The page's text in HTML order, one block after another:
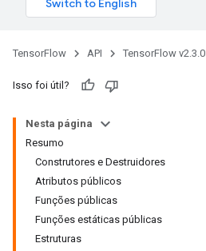
TensorFlow API TensorFlow v2.3.0
Isso foi útil?
Nesta página
Resumo
Construtores e Destruidores
Atributos públicos
Funções públicas
Funções estáticas públicas
Estruturas